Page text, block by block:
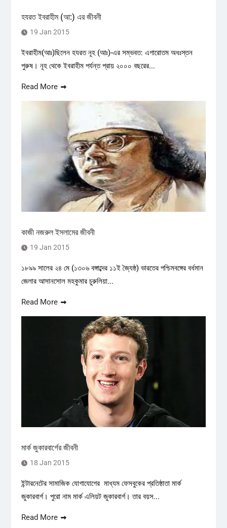
হযরত ইবরাহীম (আ:) এর জীবনী
19 Jan 2015
ইবরাহীম(আঃ)ছিলেন হযরত নূহ (আঃ)-এর সম্ভবত: এগারোতম অধঃস্তন
পুরুষ। নূহ থেকে ইবরাহীম পর্যন্ত প্রায় ২০০০ বছরের...
Read More
কাজী নজরুল ইসলামের জীবনী
19 Jan 2015
১৮৯৯ সালের ২৪ মে (১৩০৬ বঙ্গাব্দের ১১ই জ্যৈষ্ঠ) ভারতের পশ্চিমবঙ্গের বর্ধমান
জেলার আসানসোল মহকুমার চুরুলিয়া...
Read More
মার্ক জুকারবার্গের জীবনী
18 Jan 2015
ইন্টারনেটের সামাজিক যোগাযোগের মাধ্যম ফেসবুকের প্রতিষ্ঠাতা মার্ক
জুকারবার্গ। পুরো নাম মার্ক এলিয়ট জুকারবার্গ। তার বয়স...
Read More